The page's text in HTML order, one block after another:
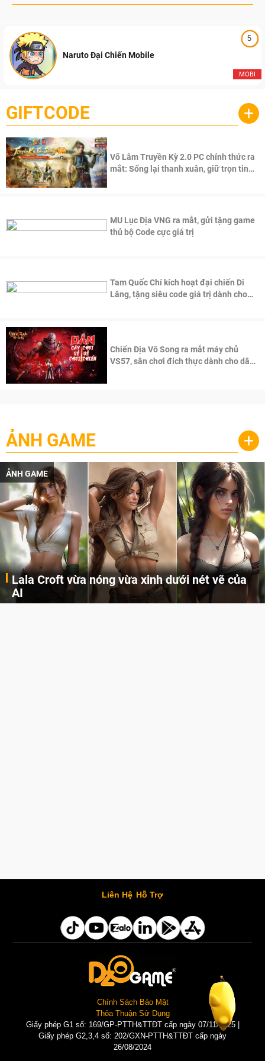
5
MOBI
Naruto Đại Chiến Mobile
GIFTCODE +
Võ Lâm Truyền Kỳ 2.0 PC chính thức ra
mắt: Sống lại thanh xuân, giữ trọn tinh
MU Lục Địa VNG ra mắt, gửi tặng game
thủ bộ Code cực giá trị
Tam Quốc Chí kích hoạt đại chiến Di
Lăng, tặng siêu code giá trị dành cho
Chiến Địa Vô Song ra mắt máy chủ
VS57, sân chơi đích thực dành cho dân
ẢNH GAME +
ẢNH GAME
Lala Croft vừa nóng vừa xinh dưới nét vẽ của
AI
Liên Hệ Hỗ Trợ
Chính Sách Bảo Mật
Thỏa Thuận Sử Dụng
Giấy phép G1 số: 169/GP-PTTH&TTĐT cấp ngày 07/11/2025 |
Giấy phép G2,3,4 số: 202/GXN-PTTH&TTĐT cấp ngày
26/08/2024